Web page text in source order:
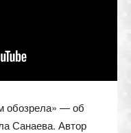
обозрела» — об
Санаева. Автор